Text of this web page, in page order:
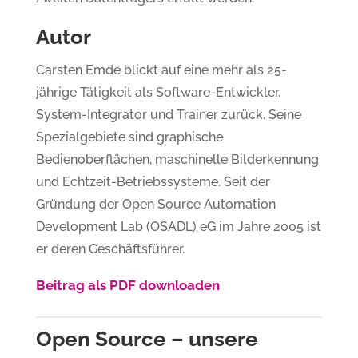
Autor
Carsten Emde blickt auf eine mehr als 25-
jährige Tätigkeit als Software-Entwickler,
System-Integrator und Trainer zurück. Seine
Spezialgebiete sind graphische
Bedienoberflächen, maschinelle Bilderkennung
und Echtzeit-Betriebssysteme. Seit der
Gründung der Open Source Automation
Development Lab (OSADL) eG im Jahre 2005 ist
er deren Geschäftsführer.
Beitrag als PDF downloaden
Open Source – unsere